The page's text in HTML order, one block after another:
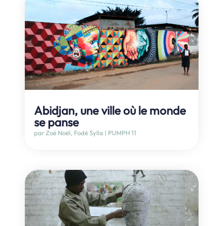
Abidjan, une ville où le monde
se panse
parZoé Noël, Fodé Sylla | PUMPH 11